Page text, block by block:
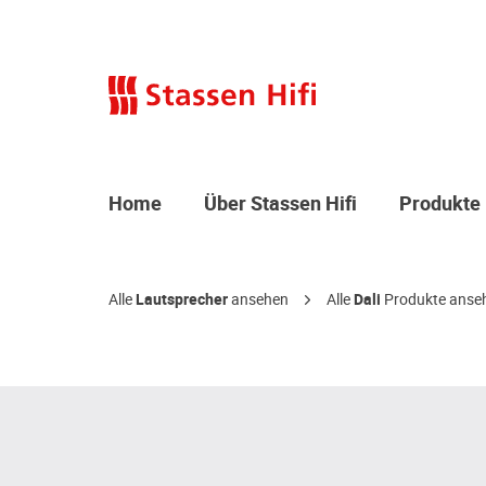
Home Über Stassen Hifi Produkte
AlleLautsprecheransehen AlleDali Produkte